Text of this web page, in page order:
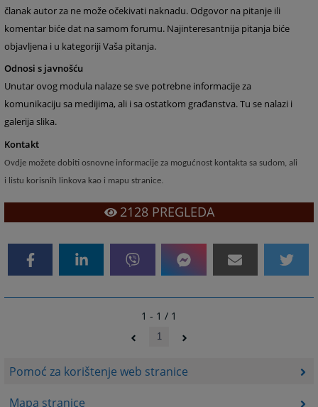
Pomoć za korištenje web stranice
Mapa stranice
članak autor za ne može očekivati naknadu. Odgovor na pitanje ili
komentar biće dat na samom forumu. Najinteresantnija pitanja biće
objavljena i u kategoriji Vaša pitanja.
Odnosi s javnošću
Unutar ovog modula nalaze se sve potrebne informacije za
komunikaciju sa medijima, ali i sa ostatkom građanstva. Tu se nalazi i
galerija slika.
Kontakt
Ovdje možete dobiti osnovne informacije za mogućnost kontakta sa sudom, ali
i listu korisnih linkova kao i mapu stranice
2128PREGLEDA
1 - 1 / 1
1